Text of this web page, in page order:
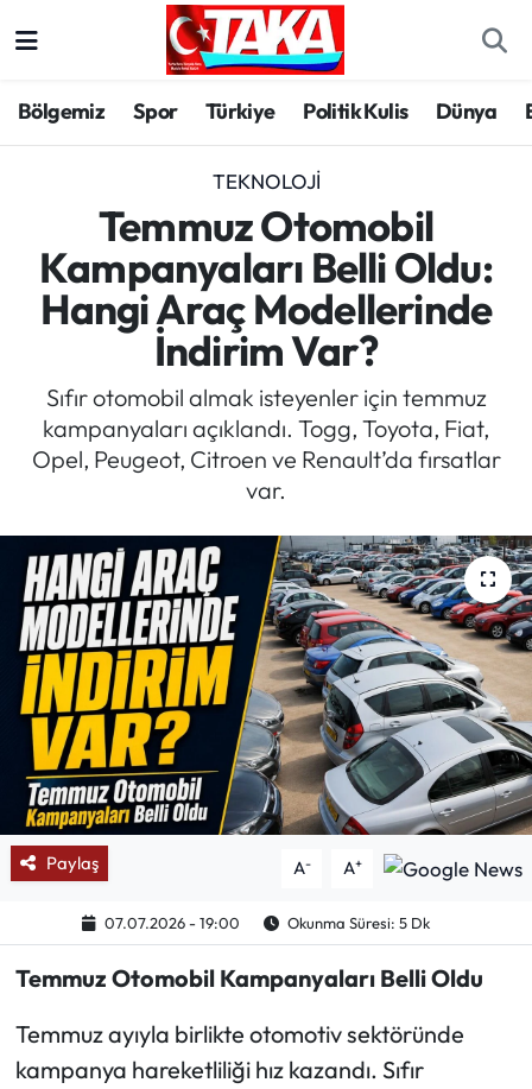
Bölgemiz Spor Türkiye Politik Kulis Dünya
TEKNOLOJI
Temmuz Otomobil
Kampanyaları Belli Oldu:
Hangi Araç Modellerinde
İndirim Var?
Sıfır otomobil almak isteyenler için temmuz
kampanyaları açıklandı. Togg, Toyota, Fiat,
Opel, Peugeot, Citroen ve Renault’da fırsatlar
var.
Paylaş A- A+
07.07.2026 - 19:00 Okunma Süresi: 5 Dk
Temmuz Otomobil Kampanyaları Belli Oldu
Temmuz ayıyla birlikte otomotiv sektöründe
kampanya hareketliliği hız kazandı. Sıfır
Spor
Türkiye
Kültür/Sanat
Politika
Politik Kulis
Dünya
Mektup Galeri
Röportaj
Manşet
Köşe Yazıları
Karikatür Galeri
BIK
ASTROLOJİ
Mektup Galeri
Trabzon Hava Durumu
Trabzon Trafik Yoğunluk Haritası
Süper Lig Puan Durumu ve Fikstür
Tüm Manşetler
Son Dakika Haberleri
Haber Arşivi